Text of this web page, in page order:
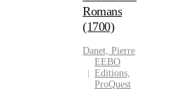
Romans
(1700)
Danet, Pierre
EEBO
Editions,
ProQuest